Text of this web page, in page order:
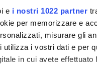
e i nostri 1022 partner
per memorizzare e
misurare gli
utilizza i vostri dati e per
in cui avete